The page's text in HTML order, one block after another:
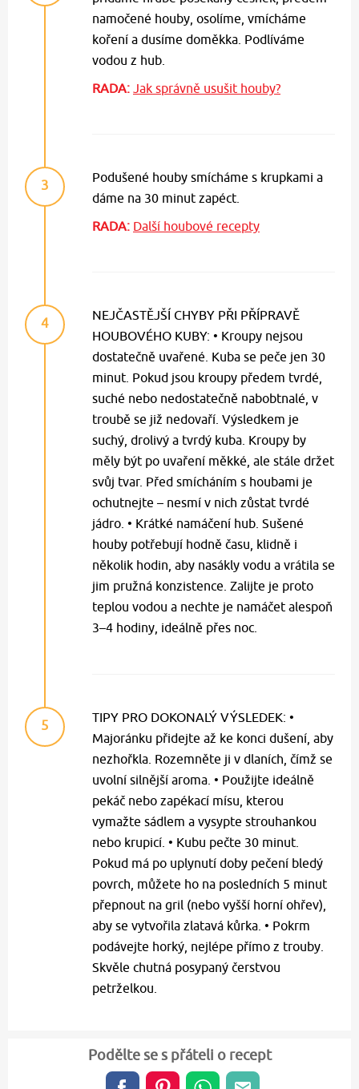
namočené houby, osolíme, vmícháme
koření a dusíme doměkka. Podlíváme
vodou z hub.
RADA: Jak správně usušit houby?
3
Podušené houby smícháme s krupkami a
dáme na 30 minut zapéct.
RADA: Další houbové recepty
4
NEJČASTĚJŠÍ CHYBY PŘI PŘÍPRAVĚ
HOUBOVÉHO KUBY: • Kroupy nejsou
dostatečně uvařené. Kuba se peče jen 30
minut. Pokud jsou kroupy předem tvrdé,
suché nebo nedostatečně nabobtnalé, v
troubě se již nedovaří. Výsledkem je
suchý, drolivý a tvrdý kuba. Kroupy by
měly být po uvaření měkké, ale stále držet
svůj tvar. Před smícháním s houbami je
ochutnejte – nesmí v nich zůstat tvrdé
jádro. • Krátké namáčení hub. Sušené
houby potřebují hodně času, klidně i
několik hodin, aby nasákly vodu a vrátila se
jim pružná konzistence. Zalijte je proto
teplou vodou a nechte je namáčet alespoň
3–4 hodiny, ideálně přes noc.
5
TIPY PRO DOKONALÝ VÝSLEDEK: •
Majoránku přidejte až ke konci dušení, aby
nezhořkla. Rozemněte ji v dlaních, čímž se
uvolní silnější aroma. • Použijte ideálně
pekáč nebo zapékací mísu, kterou
vymažte sádlem a vysypte strouhankou
nebo krupicí. • Kubu pečte 30 minut.
Pokud má po uplynutí doby pečení bledý
povrch, můžete ho na posledních 5 minut
přepnout na gril (nebo vyšší horní ohřev),
aby se vytvořila zlatavá kůrka. • Pokrm
podávejte horký, nejlépe přímo z trouby.
Skvěle chutná posypaný čerstvou
petrželkou.
Podělte se s přáteli o recept